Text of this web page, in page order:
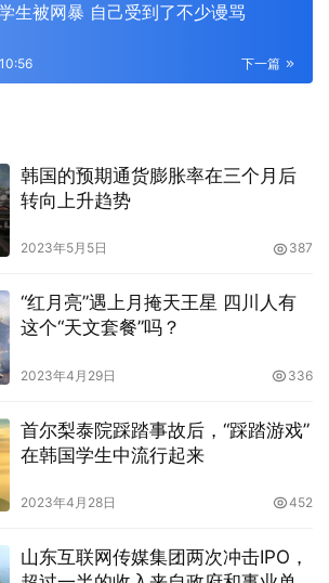
生被网暴 自己受到了不少谩骂
下一篇
韩国的预期通货膨胀率在三个月后
转向上升趋势
2023年5月5日 387
“红月亮”遇上月掩天王星 四川人有
这个“天文套餐”吗？
2023年4月29日 336
首尔梨泰院踩踏事故后，“踩踏游戏”
在韩国学生中流行起来
2023年4月28日 452
山东互联网传媒集团两次冲击IPO，